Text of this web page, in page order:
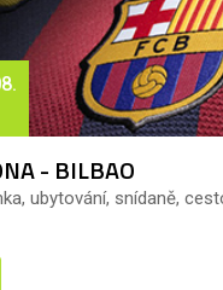
- BILBAO
ubytování, snídaně,